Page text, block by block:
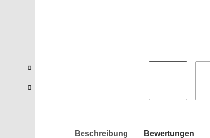
Beschreibung Bewertungen